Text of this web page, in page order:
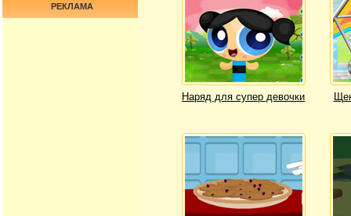
Наряд для супер девочки
РЕКЛАМА